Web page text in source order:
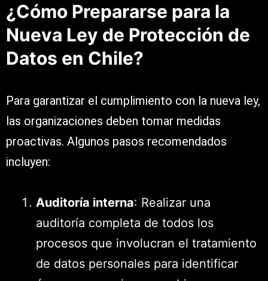
¿Cómo Prepararse para la
Nueva Ley de Protección de
Datos en Chile?
Para garantizar el cumplimiento con la nueva ley,
las organizaciones deben tomar medidas
proactivas. Algunos pasos recomendados
incluyen:
Auditoría interna: Realizar una
auditoría completa de todos los
procesos que involucran el tratamiento
de datos personales para identificar